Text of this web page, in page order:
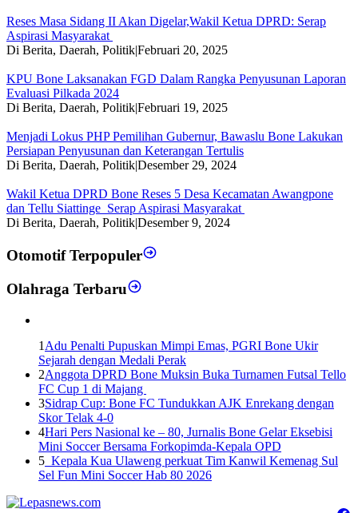
Reses Masa Sidang II Akan Digelar,Wakil Ketua DPRD: Serap
Aspirasi Masyarakat
Di Berita, Daerah, Politik|Februari 20, 2025
KPU Bone Laksanakan FGD Dalam Rangka Penyusunan Laporan
Evaluasi Pilkada 2024
Di Berita, Daerah, Politik|Februari 19, 2025
Menjadi Lokus PHP Pemilihan Gubernur, Bawaslu Bone Lakukan
Persiapan Penyusunan dan Keterangan Tertulis
Di Berita, Daerah, Politik|Desember 29, 2024
Wakil Ketua DPRD Bone Reses 5 Desa Kecamatan Awangpone
dan Tellu Siattinge Serap Aspirasi Masyarakat
Di Berita, Daerah, Politik|Desember 9, 2024
Otomotif Terpopuler
Olahraga Terbaru
1 Adu Penalti Pupuskan Mimpi Emas, PGRI Bone Ukir
Sejarah dengan Medali Perak
2Anggota DPRD Bone Muksin Buka Turnamen Futsal Tello
FC Cup 1 di Majang
3Sidrap Cup: Bone FC Tundukkan AJK Enrekang dengan
Skor Telak 4-0
4Hari Pers Nasional ke – 80, Jurnalis Bone Gelar Eksebisi
Mini Soccer Bersama Forkopimda-Kepala OPD
5 Kepala Kua Ulaweng perkuat Tim Kanwil Kemenag Sul
Sel Fun Mini Soccer Hab 80 2026